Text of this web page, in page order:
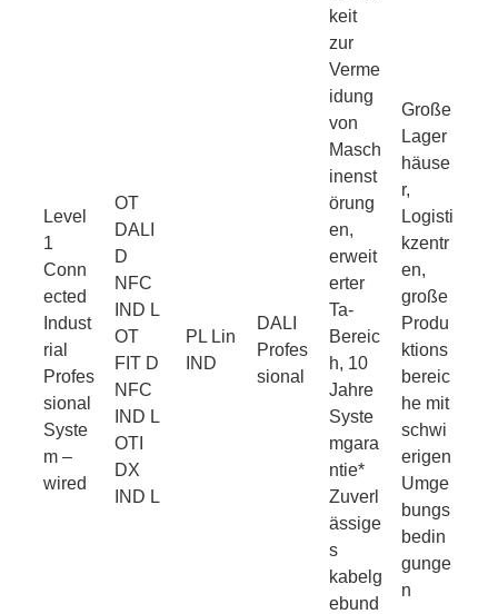
Level
1
Conn
ected
Indust
rial
Profes
sional
Syste
m –
wired
OT
DALI
D
NFC
IND L
OT
FIT D
NFC
IND L
OTI
DX
IND L
PL Lin
IND
DALI
Profes
sional
keit
zur
Verme
idung
von
Masch
inenst
örung
en,
erweit
erter
Ta-
Bereic
h, 10
Jahre
Syste
mgara
ntie*
Zuverl
ässige
s
kabelg
ebund
Große
Lager
häuse
r,
Logisti
kzentr
en,
große
Produ
ktions
bereic
he mit
schwi
erigen
Umge
bungs
bedin
gunge
n